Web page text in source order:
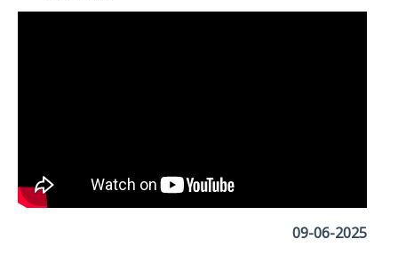
09-06-2025